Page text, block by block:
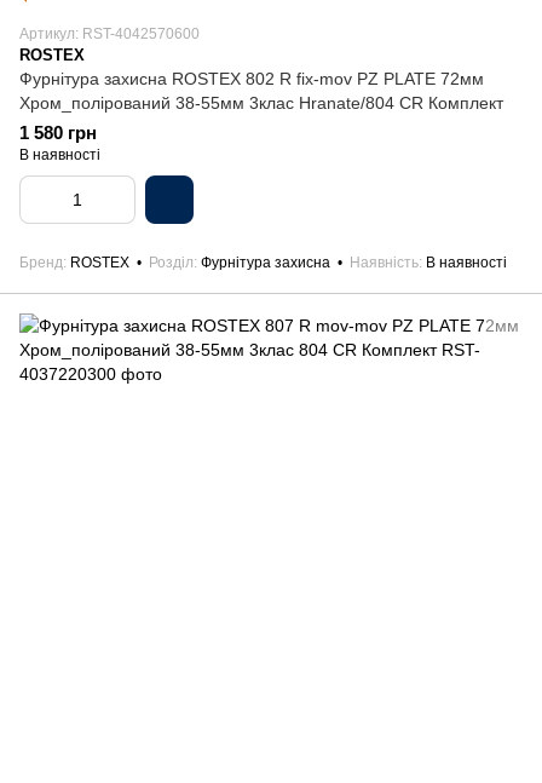
Артикул: RST-4042570600
ROSTEX
Фурнітура захисна ROSTEX 802 R fix-mov PZ PLATE 72мм
Хром_полірований 38-55мм 3клас Hranate/804 CR Комплект
1 580 грн
В наявності
Бренд ROSTEX Розділ Фурнітура захисна Наявність В наявності